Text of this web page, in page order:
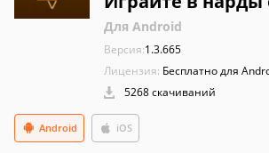
Для Android
Версия:1.3.665
Лицензия: Бесплатно для
5268 скачиваний
Android iOS